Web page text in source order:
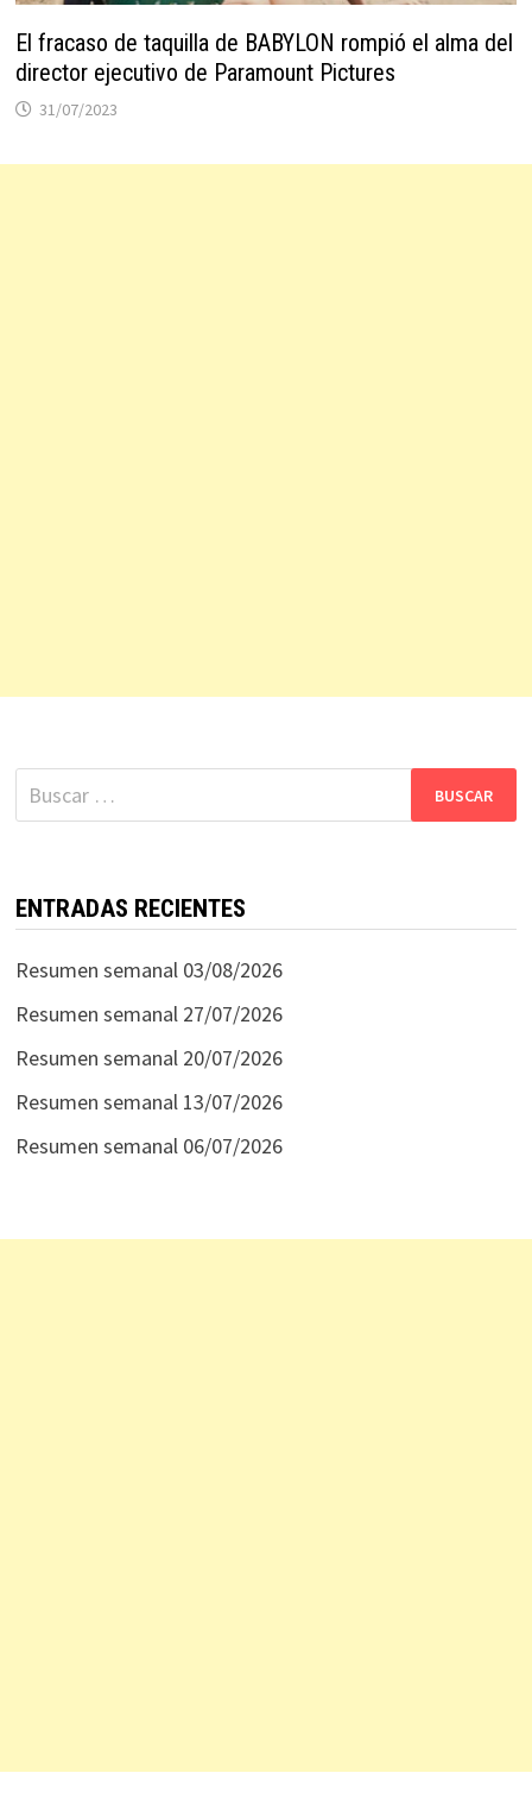
El fracaso de taquilla de BABYLON rompió el alma del
director ejecutivo de Paramount Pictures
31/07/2023
Buscar:
ENTRADAS RECIENTES
Resumen semanal 03/08/2026
Resumen semanal 27/07/2026
Resumen semanal 20/07/2026
Resumen semanal 13/07/2026
Resumen semanal 06/07/2026